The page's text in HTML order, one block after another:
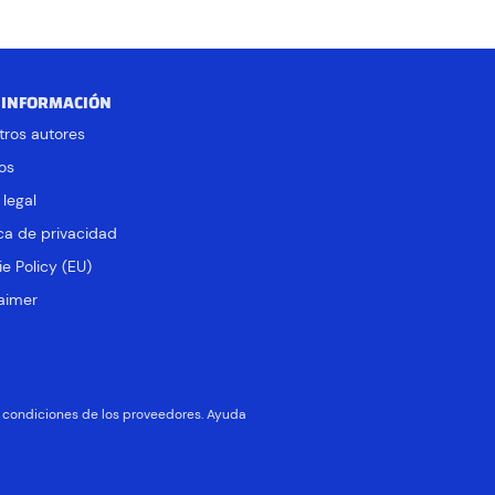
autores
legal
de privacidad
Policy (EU)
de los proveedores. Ayuda